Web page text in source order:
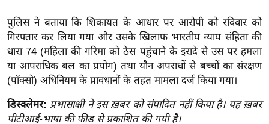
सा
ल
श
ख्सि
त
पुलिस ने बताया कि शिकायत के आधार पर आरोपी को रविवार को
गिरफ्तार कर लिया गया और उसके खिलाफ भारतीय न्याय संहिता की
धारा 74 (महिला की गरिमा को ठेस पहुंचाने के इरादे से उस पर हमला
या आपराधिक बल का प्रयोग) तथा यौन अपराधों से बच्चों का संरक्षण
(पॉक्सो) अधिनियम के प्रावधानों के तहत मामला दर्ज किया गया।
डिस्क्लेमर: प्रभासाक्षी ने इस ख़बर को संपादित नहीं किया है। यह ख़बर
पीटीआई-भाषा की फीड से प्रकाशित की गयी है।